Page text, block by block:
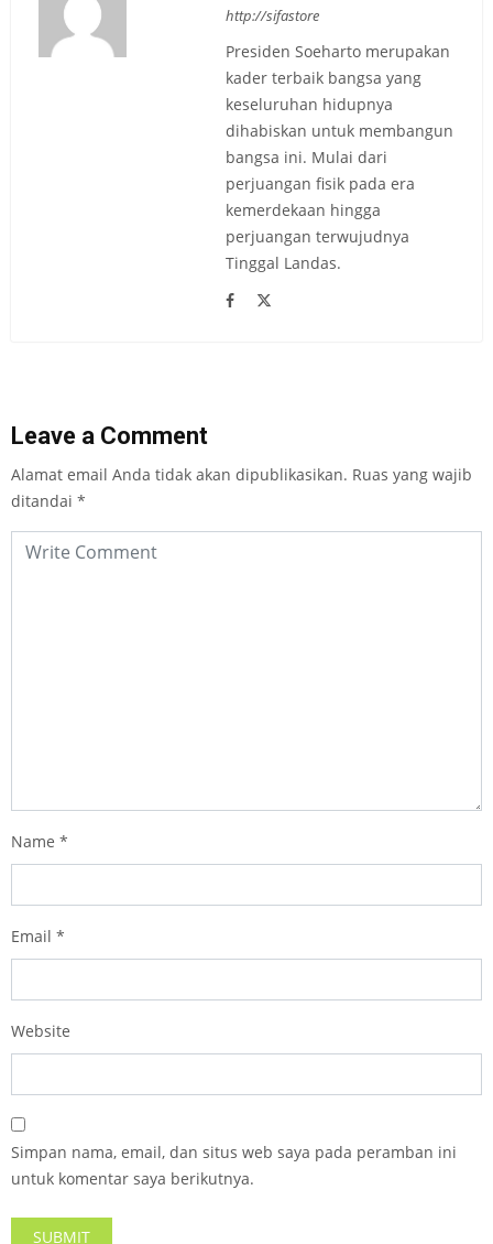
http://sifastore
Presiden Soeharto merupakan
kader terbaik bangsa yang
keseluruhan hidupnya
dihabiskan untuk membangun
bangsa ini. Mulai dari
perjuangan fisik pada era
kemerdekaan hingga
perjuangan terwujudnya
Tinggal Landas.
Leave a Comment
Alamat email Anda tidak akan dipublikasikan. Ruas yang wajib
ditandai *
Name *
Email *
Website
Simpan nama, email, dan situs web saya pada peramban ini
untuk komentar saya berikutnya.